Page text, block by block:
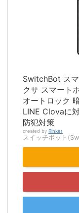
SwitchBot ス
クサ スマート
オートロック
LINE Clovaに
防犯対策
created by Rinker
スイッチボット